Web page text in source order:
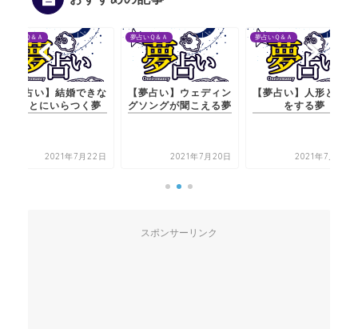
夢占いＱ＆Ａ
【夢占い】結婚できな
いことにいらつく夢
2021年7月22日
夢占いＱ＆Ａ
【夢占い】ウェディン
グソングが聞こえる夢
2021年7月20日
夢占いＱ＆Ａ
【夢占い】人形とキス
をする夢
2021年7月20日
スポンサーリンク